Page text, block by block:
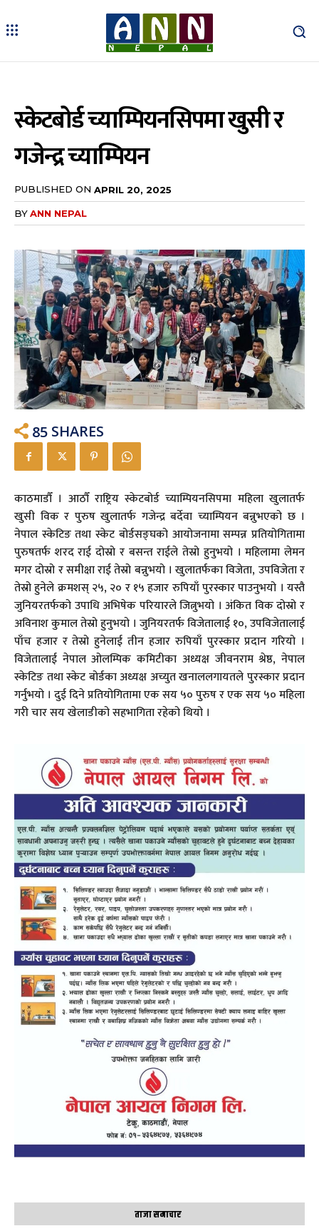
स्केटबोर्ड च्याम्पियनसिपमा खुसी र
गजेन्द्र च्याम्पियन
PUBLISHED ON APRIL 20, 2025
BYANN NEPAL
85 SHARES
काठमाडौँ । आठौँ राष्ट्रिय स्केटबोर्ड च्याम्पियनसिपमा महिला खुलातर्फ
खुसी विक र पुरुष खुलातर्फ गजेन्द्र बर्देवा च्याम्पियन बन्नुभएको छ ।
नेपाल स्केटिङ तथा स्केट बोर्डसङ्घको आयोजनामा सम्पन्न प्रतियोगितामा
पुरुषतर्फ शरद राई दोस्रो र बसन्त राईले तेस्रो हुनुभयो । महिलामा लेमन
मगर दोस्रो र समीक्षा राई तेस्रो बन्नुभयो । खुलातर्फका विजेता, उपविजेता र
तेस्रो हुनेले क्रमशस् २५, २० र १५ हजार रुपियाँ पुरस्कार पाउनुभयो । यस्तै
जुनियरतर्फको उपाधि अभिषेक परियारले जित्नुभयो । अंकित विक दोस्रो र
अविनाश कुमाल तेस्रो हुनुभयो । जुनियरतर्फ विजेतालाई १०, उपविजेतालाई
पाँच हजार र तेस्रो हुनेलाई तीन हजार रुपियाँ पुरस्कार प्रदान गरियो ।
विजेतालाई नेपाल ओलम्पिक कमिटीका अध्यक्ष जीवनराम श्रेष्ठ, नेपाल
स्केटिङ तथा स्केट बोर्डका अध्यक्ष अच्युत खनाललगायतले पुरस्कार प्रदान
गर्नुभयो । दुई दिने प्रतियोगितामा एक सय ५० पुरुष र एक सय ५० महिला
गरी चार सय खेलाडीको सहभागिता रहेको थियो ।
ताजा समाचार